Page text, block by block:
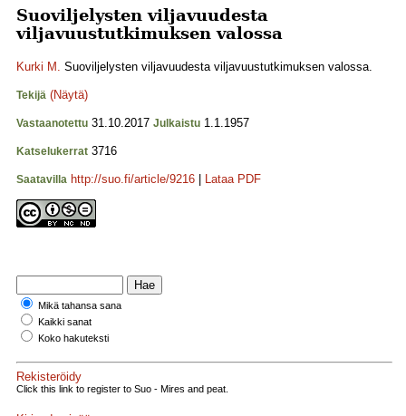
Suoviljelysten viljavuudesta
viljavuustutkimuksen valossa
Kurki M. Suoviljelysten viljavuudesta viljavuustutkimuksen valossa.
Tekijä (Näytä)
Vastaanotettu 31.10.2017 Julkaistu 1.1.1957
Katselukerrat 3716
Saatavilla http://suo.fi/article/9216 Lataa PDF
Mikä tahansa sana
Kaikki sanat
Koko hakuteksti
Rekisteröidy
Click this link to register to Suo - Mires and peat.